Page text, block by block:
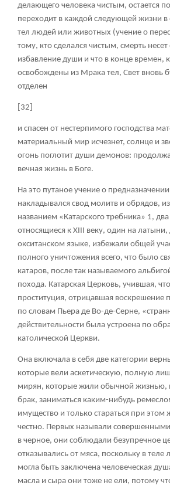
делающего человека чистым, остается
переходит в каждой следующей жизни в
тел людей или животных (учение о
тому, кто сделался чистым, смерть
избавление души и что в конце времен,
освобождены из Мрака тел, Свет вновь
отделен
[32]
и спасен от нестерпимого господства
материальный мир исчезнет, солнце и
огонь поглотит души демонов:
вечная жизнь в Боге.
На это путаное учение о
накладывался свод молитв и обрядов,
названием «Катарского требника» 1,
относящиеся к XIII веку, один на латыни,
окситанском языке, избежали общей
полного уничтожения всего, что было
катаров, после так называемого
похода. Катарская Церковь, учившая,
проституция, отрицавшая воскрешение
по словам Пьера де Во-де-Серне,
действительности была устроена по
католической Церкви.
Она включала в себя две категории
которые вели аскетическую, полную
мирян, которые жили обычной жизнью,
брак, заниматься каким-нибудь
имущество и только стараться при этом
честно. Первых называли
в черное, они соблюдали безупречное
отказывались от мяса, поскольку в теле
могла быть заключена человеческая
масла и сыра они тоже не ели, потому